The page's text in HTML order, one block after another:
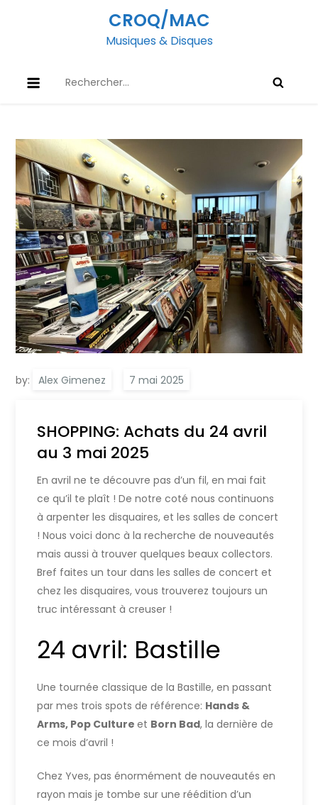
CROQ/MAC
Musiques & Disques
by: Alex Gimenez
SHOPPING: Achats du 24 avril
au 3 mai 2025
En avril ne te découvre pas d’un fil, en mai fait
ce qu’il te plaît ! De notre coté nous continuons
à arpenter les disquaires, et les salles de concert
! Nous voici donc à la recherche de nouveautés
mais aussi à trouver quelques beaux collectors.
Bref faites un tour dans les salles de concert et
chez les disquaires, vous trouverez toujours un
truc intéressant à creuser !
24 avril: Bastille
Une tournée classique de la Bastille, en passant
par mes trois spots de référence: Hands &
Arms, Pop Cultureet Born Bad, la dernière de
ce mois d’avril !
Chez Yves, pas énormément de nouveautés en
rayon mais je tombe sur une réédition d’un